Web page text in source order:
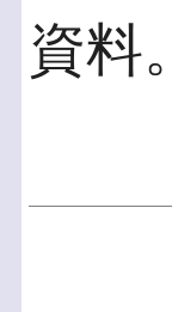
資料。